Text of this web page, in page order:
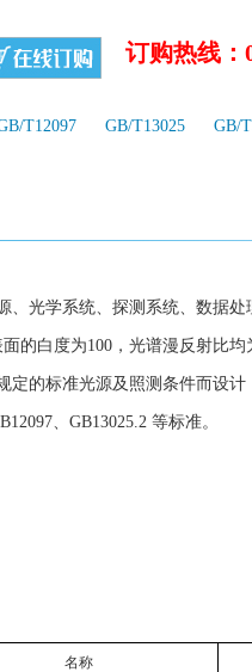
订购热线：
T12097 GB/T13025 GB/
、光学系统、探测系统、数据处
的白度为100，光谱漫反射比均
定的标准光源及照测条件而设
、GB13025.2 等标准。
名称